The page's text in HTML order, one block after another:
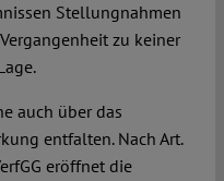
Stellungnahmen
zu keiner
auch über das
entfalten. Nach Art.
eröffnet die